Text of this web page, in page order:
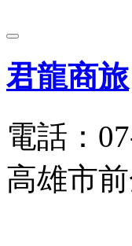
君龍商旅
電話：
高雄市